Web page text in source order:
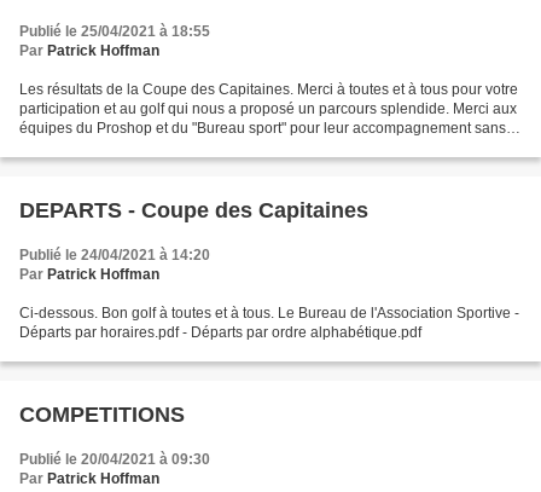
Publié le 25/04/2021 à 18:55
Par Patrick Hoffman
Les résultats de la Coupe des Capitaines. Merci à toutes et à tous pour votre
participation et au golf qui nous a proposé un parcours splendide. Merci aux
équipes du Proshop et du "Bureau sport" pour leur accompagnement sans
DEPARTS - Coupe des Capitaines
Publié le 24/04/2021 à 14:20
Par Patrick Hoffman
Ci-dessous. Bon golf à toutes et à tous. Le Bureau de l'Association Sportive -
Départs par horaires.pdf - Départs par ordre alphabétique.pdf
COMPETITIONS
Publié le 20/04/2021 à 09:30
Par Patrick Hoffman